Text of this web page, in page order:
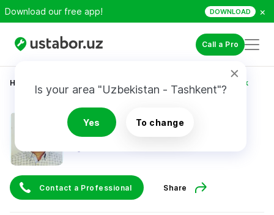
Download our free app! DOWNLOAD ×
Call a Pro
Is your area "Uzbekistan - Tashkent"?
Yes To change
Home Alimbekov Otabek
Alimbekov Otabek
reviews
Contact a Professional Share